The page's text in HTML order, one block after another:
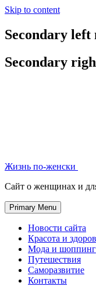
Skip to content
Secondary left
Secondary
Жизнь по-женски
Сайт о женщинах и
Primary Menu
Новости сайта
Красота и
Мода и шоппинг
Путешествия
Саморазвитие
Контакты